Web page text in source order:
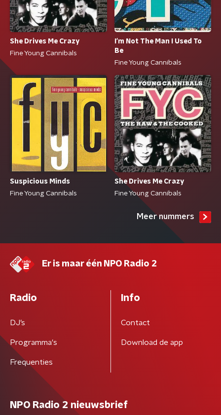
She Drives Me Crazy
Fine Young Cannibals
I'm Not The Man I Used To
Be
Fine Young Cannibals
Suspicious Minds
Fine Young Cannibals
She Drives Me Crazy
Fine Young Cannibals
Meer nummers
Er is maar één NPO Radio 2
Radio
DJ’s
Programma's
Frequenties
Info
Contact
Download de app
NPO Radio 2 nieuwsbrief